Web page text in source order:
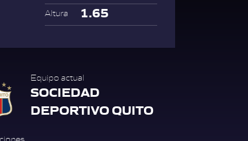
Altura 1.65
Equipo actual
SOCIEDAD
DEPORTIVO QUITO